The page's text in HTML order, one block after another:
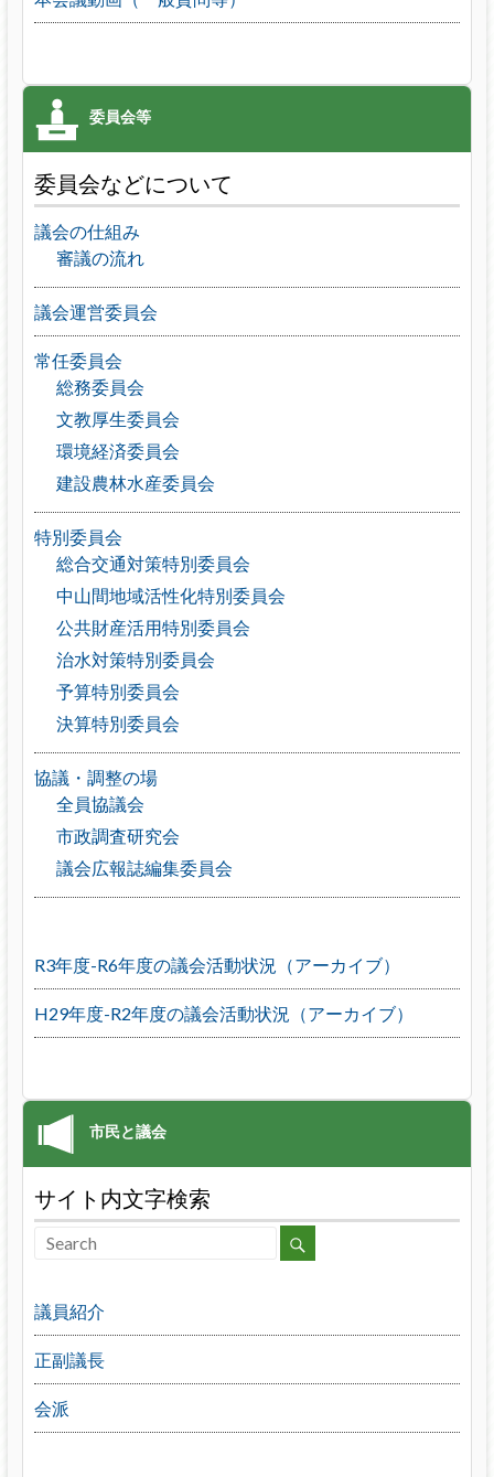
委員会などについて
議会の仕組み
審議の流れ
議会運営委員会
常任委員会
総務委員会
文教厚生委員会
環境経済委員会
建設農林水産委員会
特別委員会
総合交通対策特別委員会
中山間地域活性化特別委員会
公共財産活用特別委員会
治水対策特別委員会
予算特別委員会
決算特別委員会
協議・調整の場
全員協議会
市政調査研究会
議会広報誌編集委員会
R3年度-R6年度の議会活動状況（アーカイブ）
H29年度-R2年度の議会活動状況（アーカイブ）
サイト内文字検索
議員紹介
正副議長
会派